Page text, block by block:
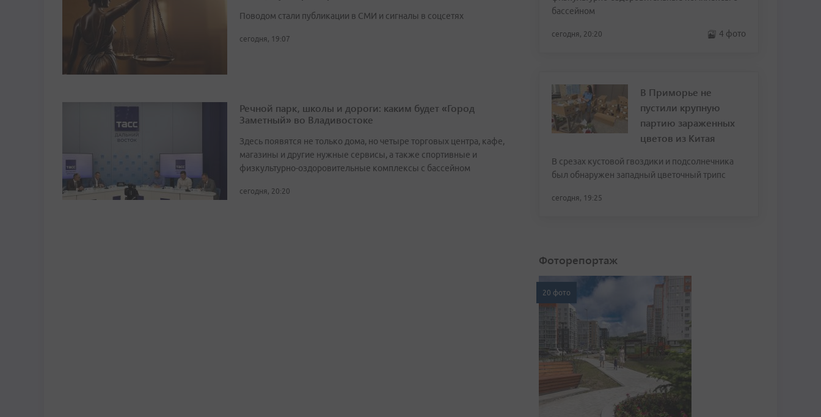
Поводом стали публикации в СМИ и сигналы в соцсетях
сегодня, 19:07
Речной парк, школы и дороги: каким будет «Город
Заметный» во Владивостоке
Здесь появятся не только дома, но четыре торговых центра, кафе,
магазины и другие нужные сервисы, а также спортивные и
физкультурно-оздоровительные комплексы с бассейном
сегодня, 20:20
бассейном
сегодня, 20:20 4 фото
В Приморье не
пустили крупную
партию зараженных
цветов из Китая
В срезах кустовой гвоздики и подсолнечника
был обнаружен западный цветочный трипс
сегодня, 19:25
Фоторепортаж
20 фото